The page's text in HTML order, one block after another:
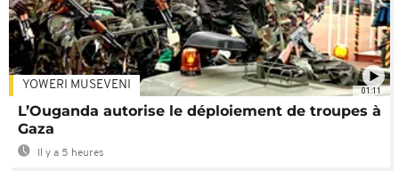
01:11
YOWERI MUSEVENI
L’Ouganda autorise le déploiement de troupes à
Gaza
Il y a 5 heures